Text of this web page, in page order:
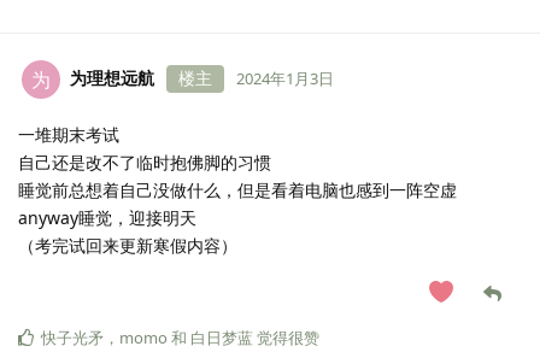
为 为理想远航 楼主 2024年1月3日
一堆期末考试
自己还是改不了临时抱佛脚的习惯
睡觉前总想着自己没做什么，但是看着电脑也感到一阵空虚
anyway睡觉，迎接明天
（考完试回来更新寒假内容）
快子光矛 ， momo 和 白日梦蓝觉得很赞